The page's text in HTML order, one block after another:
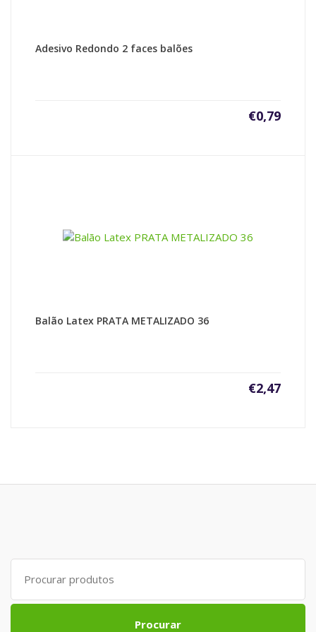
Adesivo Redondo 2 faces balões
€0,79
Balão Latex PRATA METALIZADO 36
€2,47
Search
for:
Procurar